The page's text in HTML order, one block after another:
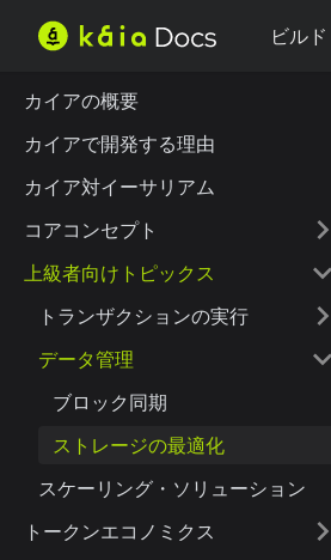
ビルド
カイアの概要
カイアで開発する理由
カイア対イーサリアム
コアコンセプト
上級者向けトピックス
トランザクションの実行
データ管理
ブロック同期
ストレージの最適化
スケーリング・ソリューション
トークンエコノミクス